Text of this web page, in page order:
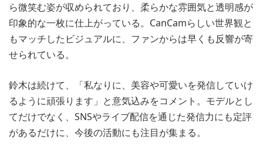
ら微笑む姿が収められており、柔らかな雰囲気と透明感が
印象的な一枚に仕上がっている。CanCamらしい世界観と
もマッチしたビジュアルに、ファンからは早くも反響が寄
せられている。
鈴木は続けて、「私なりに、美容や可愛いを発信していけ
るように頑張ります」と意気込みをコメント。モデルとし
てだけでなく、SNSやライブ配信を通じた発信力にも定評
があるだけに、今後の活動にも注目が集まる。